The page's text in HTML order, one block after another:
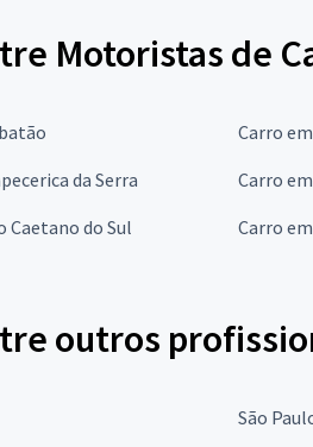
Motoristas de
Carro
da Serra
Carro
Caetano do Sul
Carro
outros
São